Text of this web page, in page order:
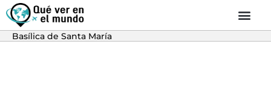
Basílica de Santa María